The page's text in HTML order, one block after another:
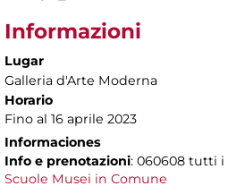
Informazioni
Lugar
Galleria d'Arte Moderna
Horario
Fino al 16 aprile 2023
Informaciones
Info e prenotazioni: 060608 tutti i
Scuole Musei in Comune